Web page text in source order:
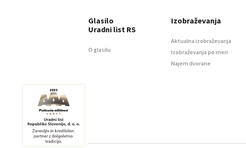
Glasilo
Uradni list RS
O glasilu
Izobraževanja
Aktualna izobraževanja
Izobraževanja po meri
Najem dvorane